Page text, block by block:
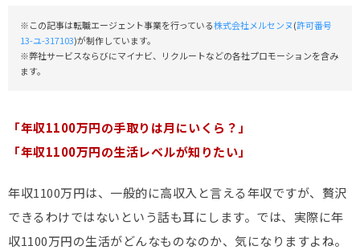
※この記事は転職エージェント事業を行っている株式会社メルセンヌ(許可番号
13-ユ-317103)が制作しています。
※弊社サービスならびにマイナビ、リクルートなどの各社プロモーションを含み
ます。
「年収1100万円の手取りは月にいくら？」
「年収1100万円の生活レベルが知りたい」
年収1100万円は、一般的に高収入と言える年収ですが、贅沢
できるわけではないという話も耳にします。では、実際に年
収1100万円の生活がどんなものなのか、気になりますよね。